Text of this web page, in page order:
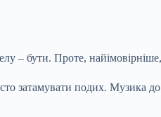
– бути. Проте,
затамувати подих. Музика до